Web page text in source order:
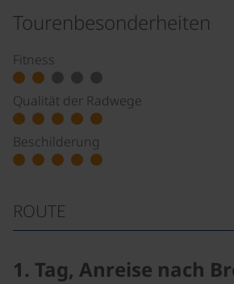
Tourenbesonderheiten
Fitness
Qualität der Radwege
Beschilderung
ROUTE
1. Tag, Anreise nach